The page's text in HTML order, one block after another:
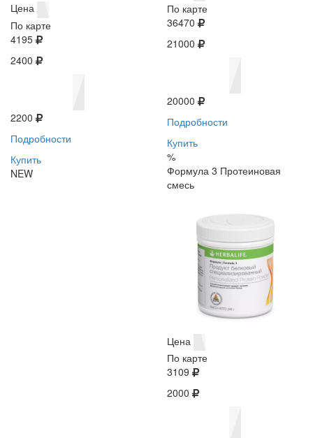
Цена
По карте
4195
2400
2200
Подробности
Купить
NEW
По карте
36470
21000
20000
Подробности
Купить
%
Формула 3 Протеиновая
смесь
Цена
По карте
3109
2000